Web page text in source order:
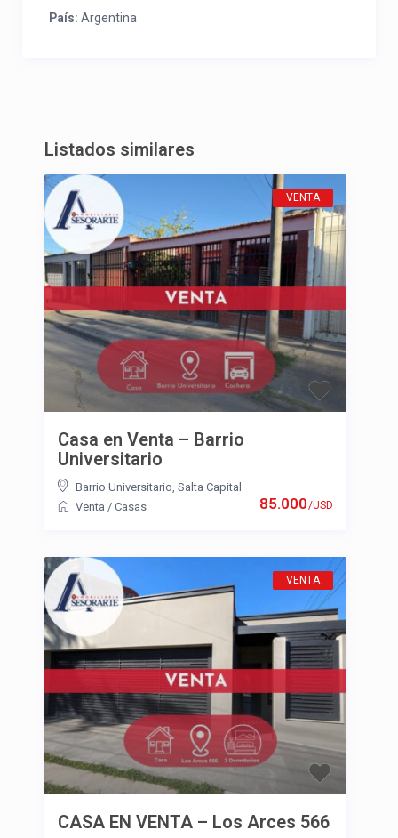
País: Argentina
Listados similares
VENTA
85.000/USD
Casa en Venta – Barrio
Universitario
Barrio Universitario Salta Capital
Venta / Casas
VENTA
CASA EN VENTA – Los Arces 566